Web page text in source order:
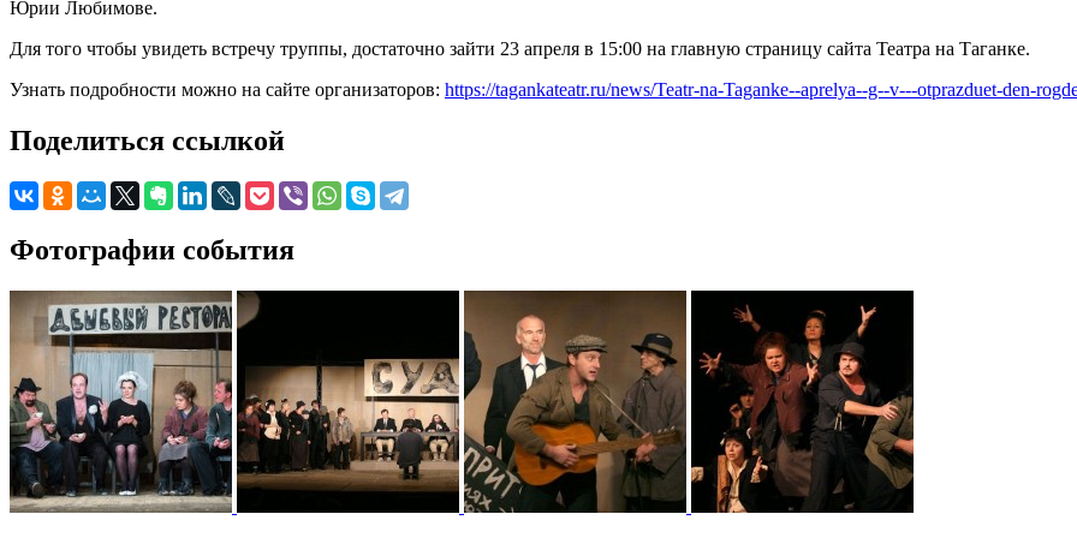
Юрии Любимове.
Для того чтобы увидеть встречу труппы, достаточно зайти 23 апреля в 15:00 на главную страницу сайта Театра на Таганке.
Узнать подробности можно на сайте организаторов: https://tagankateatr.ru/news/Teatr-na-Taganke--aprelya--g--v---otprazduet-den-
Поделиться ссылкой
Фотографии события